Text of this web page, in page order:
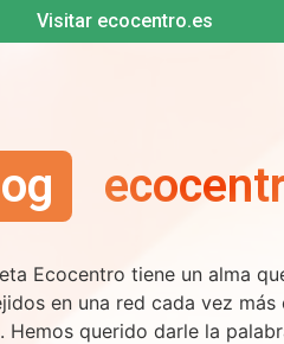
Visitar ecocentro.es
Ecocentro tiene un alma
en una red cada vez
Hemos querido darle la